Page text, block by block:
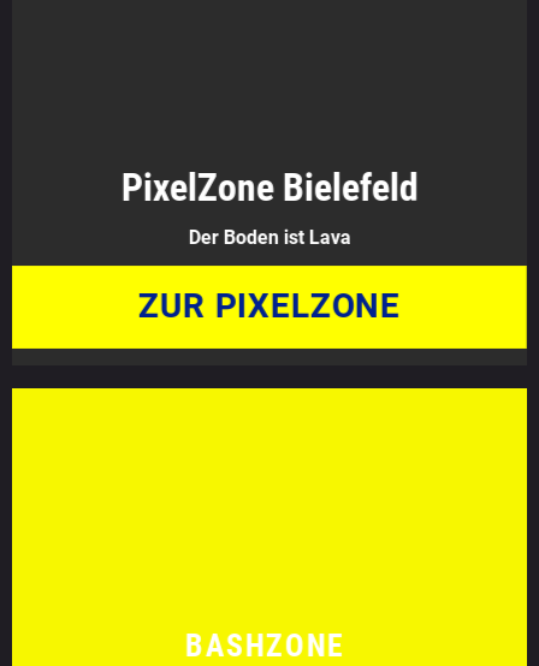
PixelZone Bielefeld
Der Boden ist Lava
ZUR PIXELZONE
BASHZONE